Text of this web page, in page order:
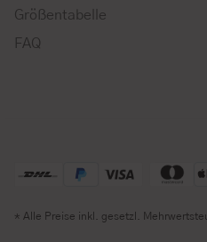
Größentabelle
FAQ
* Alle Preise inkl. gesetzl.